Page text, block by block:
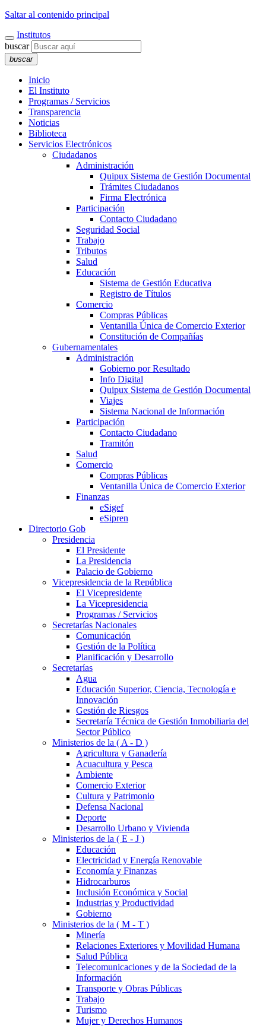
Saltar al contenido principal
Institutos
buscar
buscar
Inicio
El Instituto
Programas / Servicios
Transparencia
Noticias
Biblioteca
Servicios Electrónicos
Ciudadanos
Administración
Quipux Sistema de Gestión Documental
Trámites Ciudadanos
Firma Electrónica
Participación
Contacto Ciudadano
Seguridad Social
Trabajo
Tributos
Salud
Educación
Sistema de Gestión Educativa
Registro de Títulos
Comercio
Compras Públicas
Ventanilla Única de Comercio Exterior
Constitución de Compañías
Gubernamentales
Administración
Gobierno por Resultado
Info Digital
Quipux Sistema de Gestión Documental
Viajes
Sistema Nacional de Información
Participación
Contacto Ciudadano
Tramitón
Salud
Comercio
Compras Públicas
Ventanilla Única de Comercio Exterior
Finanzas
eSigef
eSipren
Directorio Gob
Presidencia
El Presidente
La Presidencia
Palacio de Gobierno
Vicepresidencia de la República
El Vicepresidente
La Vicepresidencia
Programas / Servicios
Secretarías Nacionales
Comunicación
Gestión de la Política
Planificación y Desarrollo
Secretarías
Agua
Educación Superior, Ciencia, Tecnología e
Innovación
Gestión de Riesgos
Secretaría Técnica de Gestión Inmobiliaria del
Sector Público
Ministerios de la ( A - D )
Agricultura y Ganadería
Acuacultura y Pesca
Ambiente
Comercio Exterior
Cultura y Patrimonio
Defensa Nacional
Deporte
Desarrollo Urbano y Vivienda
Ministerios de la ( E - J )
Educación
Electricidad y Energía Renovable
Economía y Finanzas
Hidrocarburos
Inclusión Económica y Social
Industrias y Productividad
Gobierno
Ministerios de la ( M - T )
Minería
Relaciones Exteriores y Movilidad Humana
Salud Pública
Telecomunicaciones y de la Sociedad de la
Información
Transporte y Obras Públicas
Trabajo
Turismo
Mujer y Derechos Humanos